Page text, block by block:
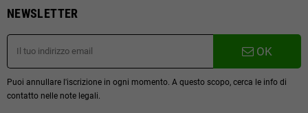
NEWSLETTER
OK
Puoi annullare l'iscrizione in ogni momento. A questo scopo, cerca le info di
contatto nelle note legali.